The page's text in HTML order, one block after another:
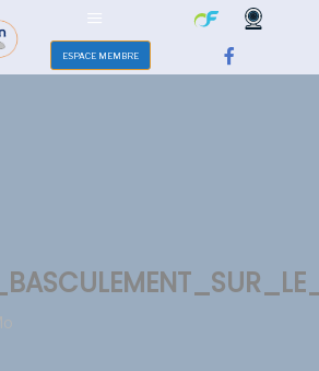
ESPACE MEMBRE